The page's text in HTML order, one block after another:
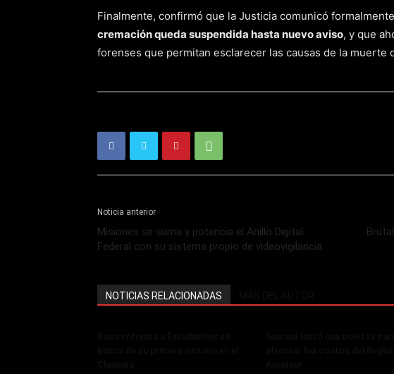
Finalmente, confirmó que la Justicia comunicó
cremación queda suspendida hasta nuevo aviso, y que
forenses que permitan esclarecer las causas de la muerte
Noticia anterior
Misiones se suma y potencia el Anillo Digital
Federal con su sistema propio de videovigilancia
NOTICIAS RELACIONADAS